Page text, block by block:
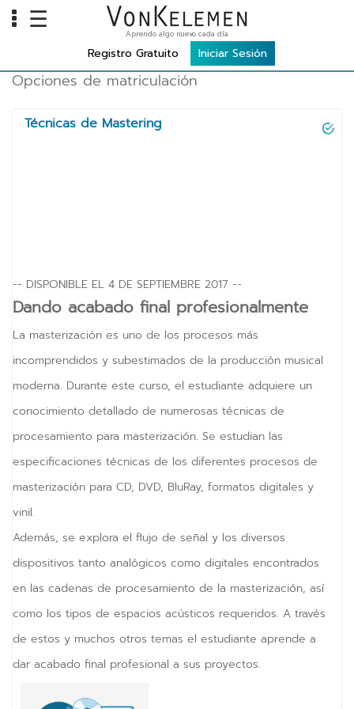
Home
Cursos
vLearn
vTalk
vKonnect
vBox
vPages
☰ Aprendo algo nuevo cada día
Registro Gratuito Iniciar Sesión
Opciones de matriculación
Técnicas de Mastering
-- DISPONIBLE EL 4 DE SEPTIEMBRE 2017 --
Dando acabado final profesionalmente
La masterización es uno de los procesos más
incomprendidos y subestimados de la producción musical
moderna. Durante este curso, el estudiante adquiere un
conocimiento detallado de numerosas técnicas de
procesamiento para masterización. Se estudian las
especificaciones técnicas de los diferentes procesos de
masterización para CD, DVD, BluRay, formatos digitales y
vinil.
Además, se explora el flujo de señal y los diversos
dispositivos tanto analógicos como digitales encontrados
en las cadenas de procesamiento de la masterización, así
como los tipos de espacios acústicos requeridos. A través
de estos y muchos otros temas el estudiante aprende a
dar acabado final profesional a sus proyectos.